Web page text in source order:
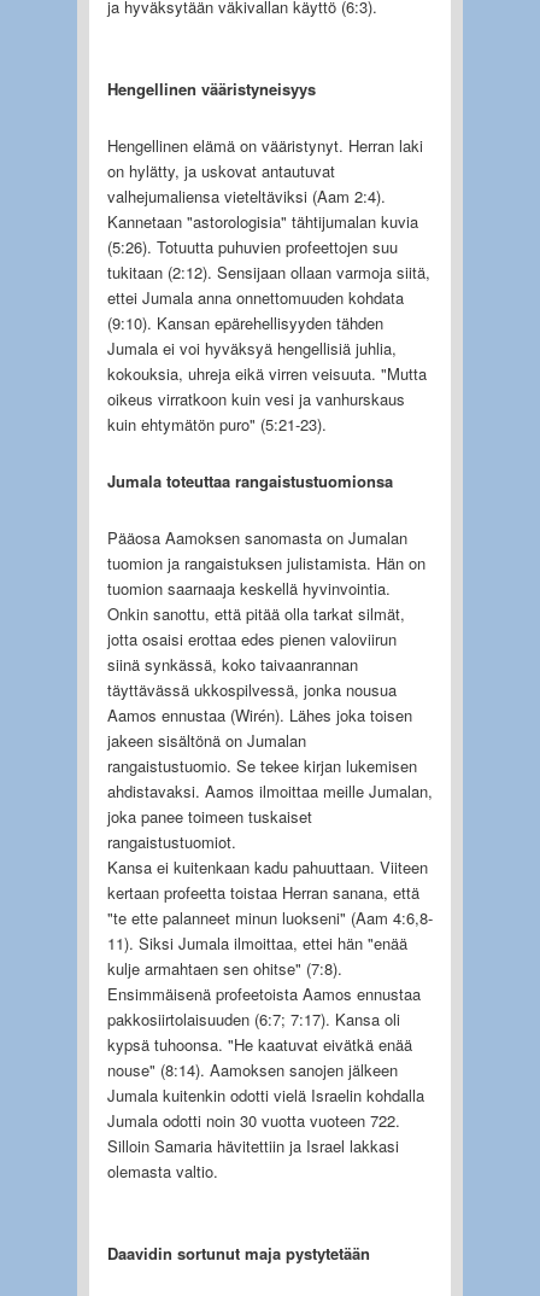
ja hyväksytään väkivallan käyttö (6:3).
Hengellinen vääristyneisyys
Hengellinen elämä on vääristynyt. Herran laki
on hylätty, ja uskovat antautuvat
valhejumaliensa vieteltäviksi (Aam 2:4).
Kannetaan "astorologisia" tähtijumalan kuvia
(5:26). Totuutta puhuvien profeettojen suu
tukitaan (2:12). Sensijaan ollaan varmoja siitä,
ettei Jumala anna onnettomuuden kohdata
(9:10). Kansan epärehellisyyden tähden
Jumala ei voi hyväksyä hengellisiä juhlia,
kokouksia, uhreja eikä virren veisuuta. "Mutta
oikeus virratkoon kuin vesi ja vanhurskaus
kuin ehtymätön puro" (5:21-23).
Jumala toteuttaa rangaistustuomionsa
Pääosa Aamoksen sanomasta on Jumalan
tuomion ja rangaistuksen julistamista. Hän on
tuomion saarnaaja keskellä hyvinvointia.
Onkin sanottu, että pitää olla tarkat silmät,
jotta osaisi erottaa edes pienen valoviirun
siinä synkässä, koko taivaanrannan
täyttävässä ukkospilvessä, jonka nousua
Aamos ennustaa (Wirén). Lähes joka toisen
jakeen sisältönä on Jumalan
rangaistustuomio. Se tekee kirjan lukemisen
ahdistavaksi. Aamos ilmoittaa meille Jumalan,
joka panee toimeen tuskaiset
rangaistustuomiot.
Kansa ei kuitenkaan kadu pahuuttaan. Viiteen
kertaan profeetta toistaa Herran sanana, että
"te ette palanneet minun luokseni" (Aam 4:6,8-
11). Siksi Jumala ilmoittaa, ettei hän "enää
kulje armahtaen sen ohitse" (7:8).
Ensimmäisenä profeetoista Aamos ennustaa
pakkosiirtolaisuuden (6:7; 7:17). Kansa oli
kypsä tuhoonsa. "He kaatuvat eivätkä enää
nouse" (8:14). Aamoksen sanojen jälkeen
Jumala kuitenkin odotti vielä Israelin kohdalla
Jumala odotti noin 30 vuotta vuoteen 722.
Silloin Samaria hävitettiin ja Israel lakkasi
olemasta valtio.
Daavidin sortunut maja pystytetään